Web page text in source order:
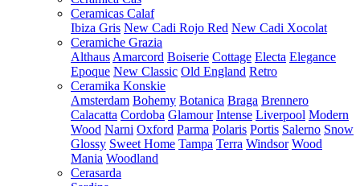
Ceramicas Calaf
Ibiza Gris New Cadi Rojo Red New Cadi Xocolat
Ceramiche Grazia
Althaus Amarcord Boiserie Cottage Electa Elegance
Epoque New Classic Old England Retro
Ceramika Konskie
Amsterdam Bohemy Botanica Braga Brennero
Calacatta Cordoba Glamour Intense Liverpool Modern
Wood Narni Oxford Parma Polaris Portis Salerno Snow
Glossy Sweet Home Tampa Terra Windsor Wood
Mania Woodland
Cerasarda